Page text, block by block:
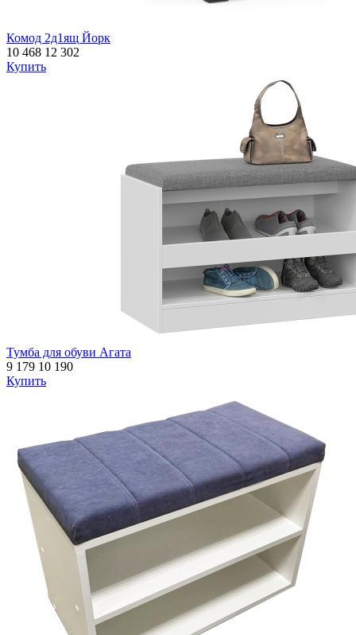
Комод 2д1ящ Йорк
10 468 12 302
Купить
Тумба для обуви Агата
9 179 10 190
Купить